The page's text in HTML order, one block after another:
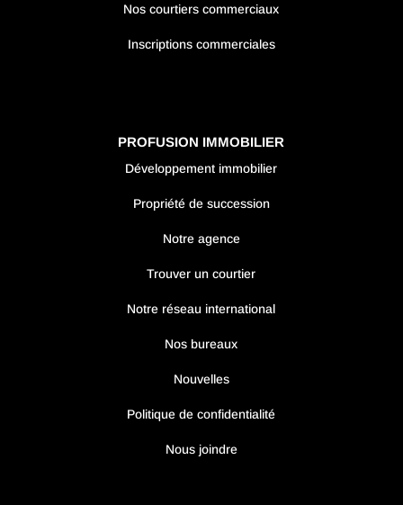
Nos courtiers commerciaux
Inscriptions commerciales
PROFUSION IMMOBILIER
Développement immobilier
Propriété de succession
Notre agence
Trouver un courtier
Notre réseau international
Nos bureaux
Nouvelles
Politique de confidentialité
Nous joindre